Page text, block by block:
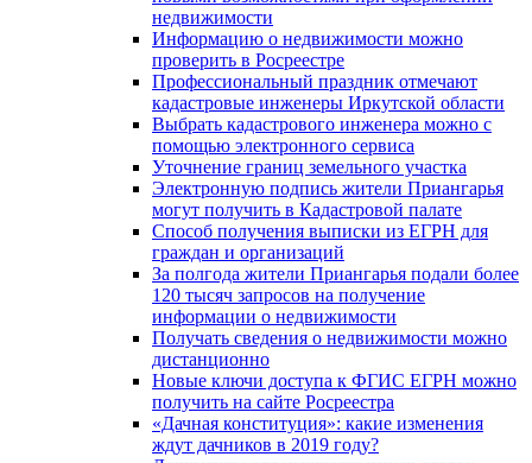
недвижимости
Информацию о недвижимости можно
проверить в Росреестре
Профессиональный праздник отмечают
кадастровые инженеры Иркутской области
Выбрать кадастрового инженера можно с
помощью электронного сервиса
Уточнение границ земельного участка
Электронную подпись жители Приангарья
могут получить в Кадастровой палате
Способ получения выписки из ЕГРН для
граждан и организаций
За полгода жители Приангарья подали более
120 тысяч запросов на получение
информации о недвижимости
Получать сведения о недвижимости можно
дистанционно
Новые ключи доступа к ФГИС ЕГРН можно
получить на сайте Росреестра
«Дачная конституция»: какие изменения
ждут дачников в 2019 году?